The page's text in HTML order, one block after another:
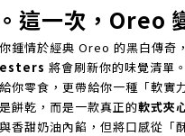
這一次，Oreo
鍾情於經典 Oreo 的黑白傳奇
將會刷新你的味覺清單
你零食，更帶給你一種「軟實
餅乾，而是一款真正的軟式夾
香甜奶油內餡，但將口感從「